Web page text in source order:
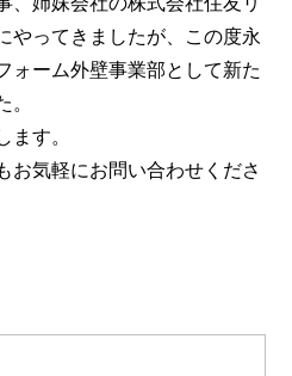
やってきましたが、この度永
ォーム外壁事業部として新た
。
ます。
お気軽にお問い合わせくださ